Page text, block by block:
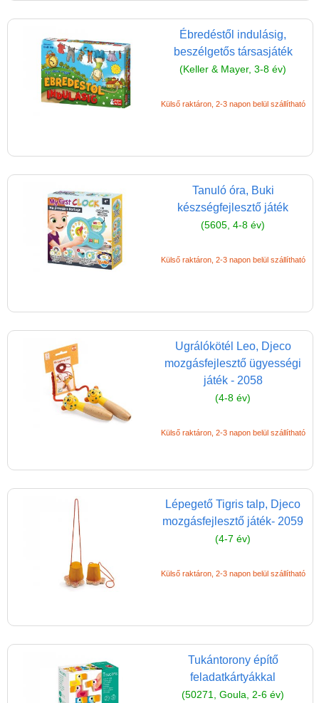
Ébredéstől indulásig,
beszélgetős társasjáték
(Keller & Mayer, 3-8 év)
Külső raktáron, 2-3 napon belül szállítható
Tanuló óra, Buki
készségfejlesztő játék
(5605, 4-8 év)
Külső raktáron, 2-3 napon belül szállítható
Ugrálókötél Leo, Djeco
mozgásfejlesztő ügyességi
játék - 2058
(4-8 év)
Külső raktáron, 2-3 napon belül szállítható
Lépegető Tigris talp, Djeco
mozgásfejlesztő játék- 2059
(4-7 év)
Külső raktáron, 2-3 napon belül szállítható
Tukántorony építő
feladatkártyákkal
(50271, Goula, 2-6 év)